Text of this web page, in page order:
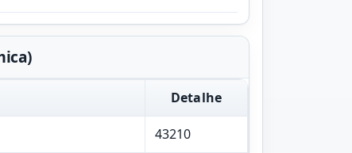
Detalhe
43210